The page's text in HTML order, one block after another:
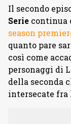
Il secondo
Serie continua
season
quanto pare
così come
personaggi di
della seconda
intersecate fra